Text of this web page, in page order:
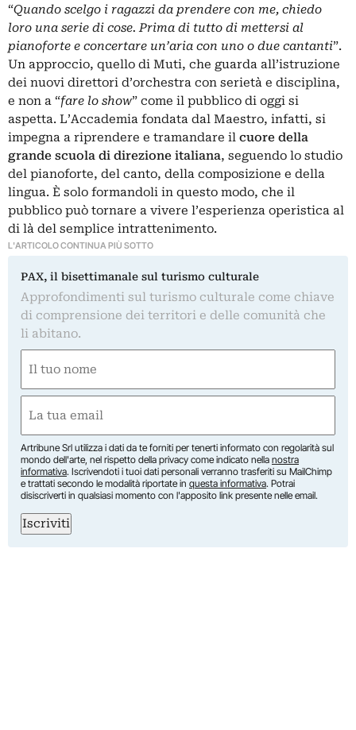
“Quando scelgo i ragazzi da prendere con me, chiedo
loro una serie di cose. Prima di tutto di mettersi al
pianoforte e concertare un’aria con uno o due cantanti”.
Un approccio, quello di Muti, che guarda all’istruzione
dei nuovi direttori d’orchestra con serietà e disciplina,
e non a “fare lo show” come il pubblico di oggi si
aspetta. L’Accademia fondata dal Maestro, infatti, si
impegna a riprendere e tramandare il cuore della
grande scuola di direzione italiana, seguendo lo studio
del pianoforte, del canto, della composizione e della
lingua. È solo formandoli in questo modo, che il
pubblico può tornare a vivere l’esperienza operistica al
di là del semplice intrattenimento.
L'ARTICOLO CONTINUA PIÙ SOTTO
PAX, il bisettimanale sul turismo culturale
Approfondimenti sul turismo culturale come chiave
di comprensione dei territori e delle comunità che
li abitano.
(Required)
First
(Required)
Artribune Srl utilizza i dati da te forniti per tenerti informato con regolarità sul
mondo dell'arte, nel rispetto della privacy come indicato nella nostra
informativa. Iscrivendoti i tuoi dati personali verranno trasferiti su MailChimp
e trattati secondo le modalità riportate in questa informativa. Potrai
disiscriverti in qualsiasi momento con l'apposito link presente nelle email.
Iscriviti